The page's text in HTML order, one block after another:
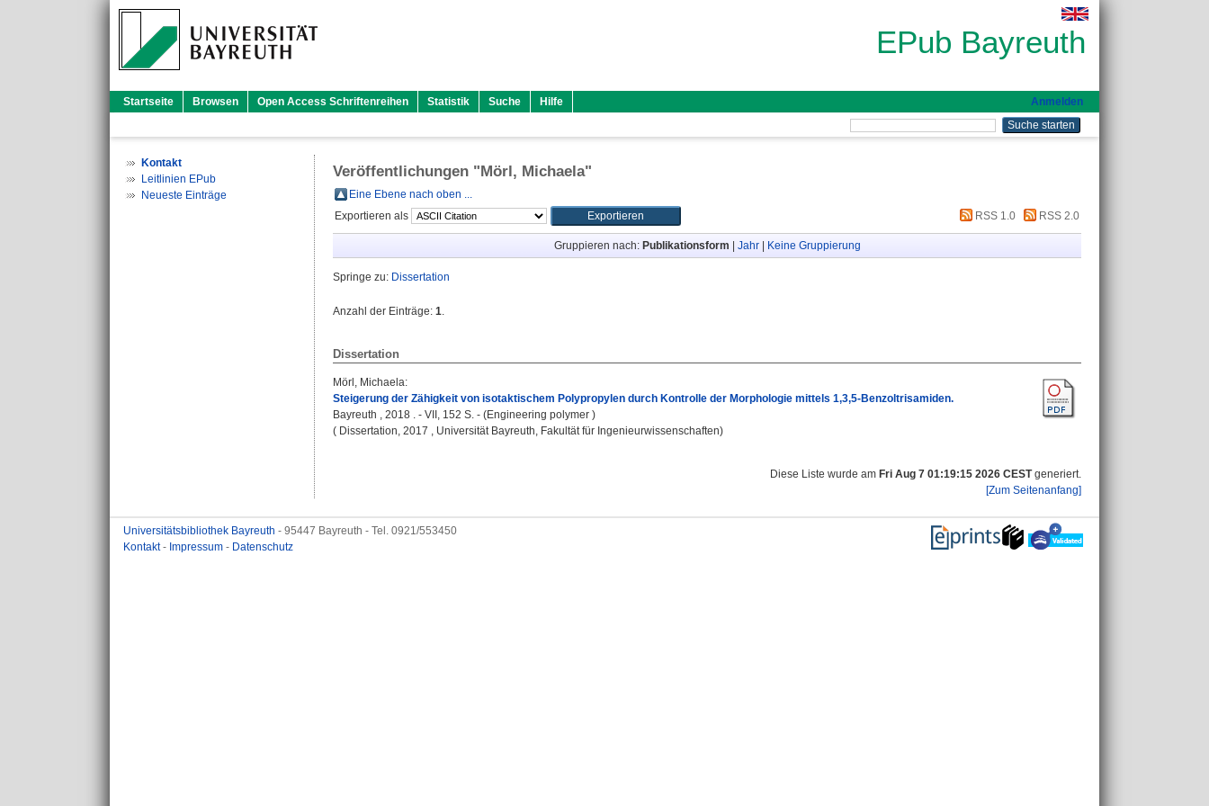
EPub Bayreuth
Startseite Browsen Open Access Schriftenreihen Statistik Suche Hilfe Anmelden
Kontakt
Leitlinien EPub
Neueste Einträge
Veröffentlichungen "Mörl, Michaela"
Eine Ebene nach oben ...
Exportieren als
RSS 1.0 RSS 2.0
Gruppieren nach: Publikationsform Jahr| Keine Gruppierung
Springe zu: Dissertation
Anzahl der Einträge: 1.
Dissertation
Mörl, Michaela:
Steigerung der Zähigkeit von isotaktischem Polypropylen durch Kontrolle der Morphologie mittels 1,3,5-Benzoltrisamiden.
Bayreuth , 2018 . - VII, 152 S. - (Engineering polymer )
( Dissertation, 2017 , Universität Bayreuth, Fakultät für Ingenieurwissenschaften)
Diese Liste wurde am Fri Aug 7 01:19:15 2026 CESTgeneriert.
[Zum Seitenanfang]
Universitätsbibliothek Bayreuth - 95447 Bayreuth - Tel. 0921/553450
Kontakt- Impressum - Datenschutz